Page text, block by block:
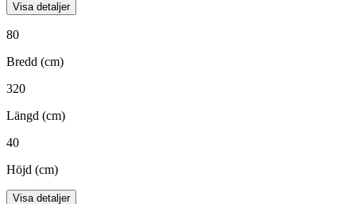
Visa detaljer
80
Bredd (cm)
320
Längd (cm)
40
Höjd (cm)
Visa detaljer